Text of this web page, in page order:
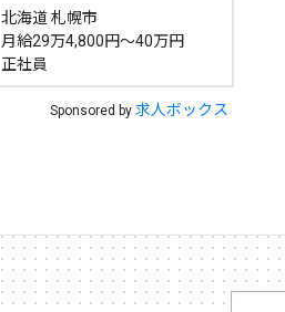
北海道 札幌市
月給29万4,800円～40万円
正社員
Sponsored by 求人ボックス